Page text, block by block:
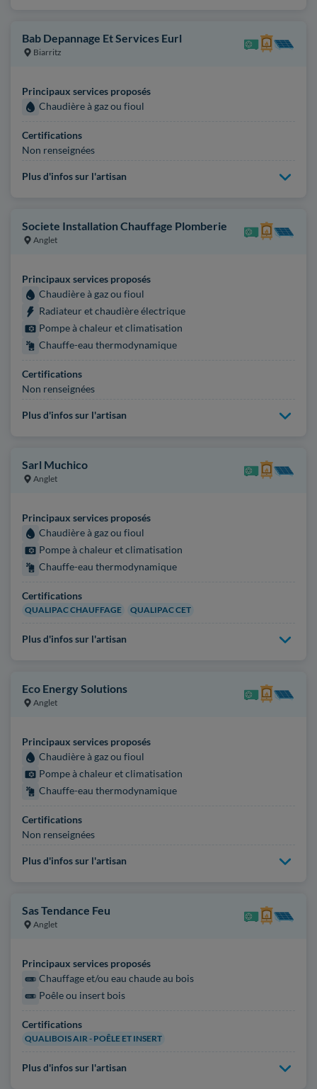
Bab Depannage Et Services Eurl
Biarritz
Principaux services proposés
Chaudière à gaz ou fioul
Certifications
Non renseignées
Plus d'infos sur l'artisan
Societe Installation Chauffage Plomberie
Anglet
Principaux services proposés
Chaudière à gaz ou fioul
Radiateur et chaudière électrique
Pompe à chaleur et climatisation
Chauffe-eau thermodynamique
Certifications
Non renseignées
Plus d'infos sur l'artisan
Sarl Muchico
Anglet
Principaux services proposés
Chaudière à gaz ou fioul
Pompe à chaleur et climatisation
Chauffe-eau thermodynamique
Certifications
QUALIPAC CHAUFFAGE QUALIPAC CET
Plus d'infos sur l'artisan
Eco Energy Solutions
Anglet
Principaux services proposés
Chaudière à gaz ou fioul
Pompe à chaleur et climatisation
Chauffe-eau thermodynamique
Certifications
Non renseignées
Plus d'infos sur l'artisan
Sas Tendance Feu
Anglet
Principaux services proposés
Chauffage et/ou eau chaude au bois
Poêle ou insert bois
Certifications
QUALIBOIS AIR - POÊLE ET INSERT
Plus d'infos sur l'artisan